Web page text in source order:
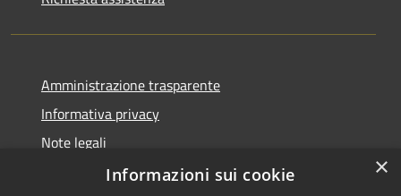
Amministrazione trasparente
Informativa privacy
Note legali
Dichiarazione di accessibilità
×
Informazioni sui cookie